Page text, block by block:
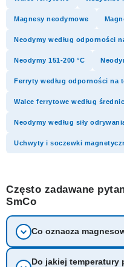
Magnesy neodymowe
Neodymy według odporności
Neodymy 151-200 °C
Ferryty według odporności na
Walce ferrytowe według
Neodymy według siły
Uchwyty i soczewki
Często zadawane
SmCo
Co oznacza
Do jakiej temperatury